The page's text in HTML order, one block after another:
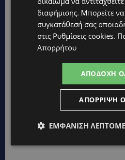
επισκέπτες
LIFESTYLE
ΕΛΕΝΑ ΠΑΠΑΔΟΠΟΥΛΟΥ: Από
Αντιπροεδρία του ΘΟΚ –
ARLA PROTEIN: Συνεχίζει να
Protein Food to Go.
διαφήμισης. Μπορείτε
συγκατάθεσή σας
στις Ρυθμίσεις cookies.
Απορρήτου
ΑΠΟΔΟΧΉ
ΑΠΌΡΡΙΨΗ
ΕΜΦΆΝΙΣΗ